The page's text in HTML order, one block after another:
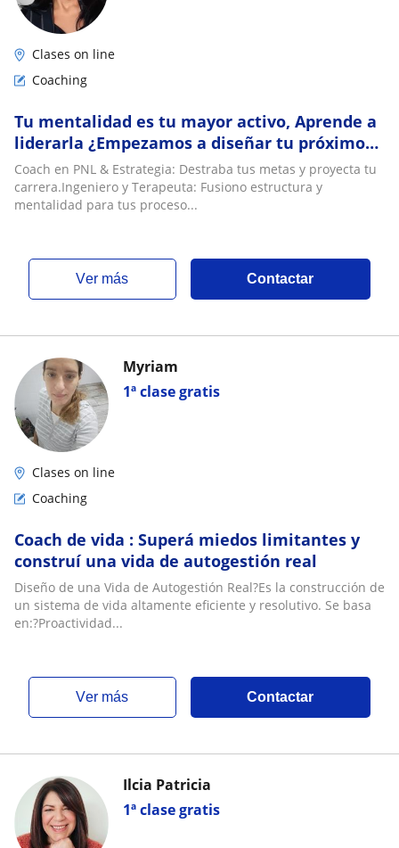
Clases on line
Coaching
Tu mentalidad es tu mayor activo, Aprende a
liderarla ¿Empezamos a diseñar tu próximo
paso? Contactame y coordinamos
Coach en PNL & Estrategia: Destraba tus metas y proyecta tu
carrera.Ingeniero y Terapeuta: Fusiono estructura y
mentalidad para tus proceso...
ver más Contactar
1ª clase gratis
Myriam
Clases on line
Coaching
Coach de vida : Superá miedos limitantes y
construí una vida de autogestión real
Diseño de una Vida de Autogestión Real?Es la construcción de
un sistema de vida altamente eficiente y resolutivo. Se basa
en:?Proactividad...
ver más Contactar
1ª clase gratis
Ilcia Patricia